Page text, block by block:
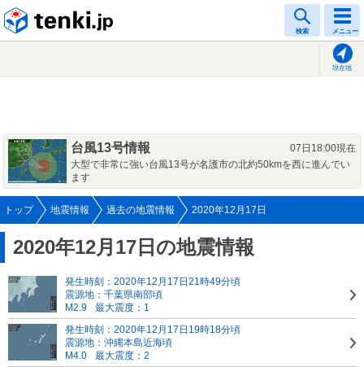
検索 メニュー
現在地
台風13号情報
07日18:00現在
大型で非常に強い台風13号が名護市の北約50kmを西に進んでい
ます
トップ 地震情報 過去の地震情報 2020年12月17日
2020年12月17日の地震情報
発生時刻：2020年12月17日21時49分頃
震源地：千葉県南部頃
M2.9
最大震度：1
発生時刻：2020年12月17日19時18分頃
震源地：沖縄本島近海頃
M4.0
最大震度：2